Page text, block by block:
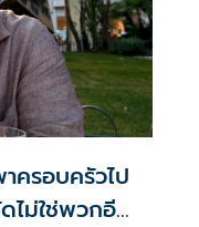
ครอบครัวไป
ไม่ใช่พวกอี